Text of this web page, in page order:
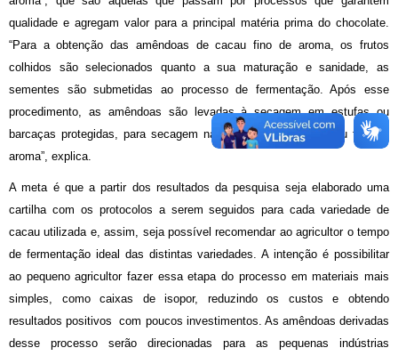
qualidade e agregam valor para a principal matéria prima do chocolate.
“Para a obtenção das amêndoas de cacau fino de aroma, os frutos
colhidos são selecionados quanto a sua maturação e sanidade, as
sementes são submetidas ao processo de fermentação. Após esse
procedimento, as amêndoas são levadas à secagem em estufas ou
barcaças protegidas, para secagem natural, originando o cacau fino de
aroma”, explica.
A meta é que a partir dos resultados da pesquisa seja elaborado uma
cartilha com os protocolos a serem seguidos para cada variedade de
cacau utilizada e, assim, seja possível recomendar ao agricultor o tempo
de fermentação ideal das distintas variedades. A intenção é possibilitar
ao pequeno agricultor fazer essa etapa do processo em materiais mais
simples, como caixas de isopor, reduzindo os custos e obtendo
resultados positivos com poucos investimentos. As amêndoas derivadas
desse processo serão direcionadas para as pequenas indústrias